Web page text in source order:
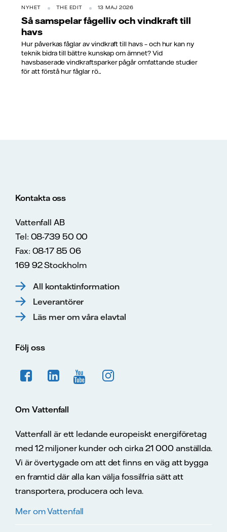
NYHET THE EDIT 13 MAJ 2026
Så samspelar fågelliv och vindkraft till
havs
Hur påverkas fåglar av vindkraft till havs – och hur kan ny
teknik bidra till bättre kunskap om ämnet? Vid
havsbaserade vindkraftsparker pågår omfattande studier
för att förstå hur fåglar rö...
Kontakta oss
Vattenfall AB
Tel: 08-739 50 00
Fax: 08-17 85 06
169 92 Stockholm
All kontaktinformation
Leverantörer
Läs mer om våra elavtal
Följ oss
Om Vattenfall
Vattenfall är ett ledande europeiskt energiföretag
med 12 miljoner kunder och cirka 21 000 anställda.
Vi är övertygade om att det finns en väg att bygga
en framtid där alla kan välja fossilfria sätt att
transportera, producera och leva.
Mer om Vattenfall